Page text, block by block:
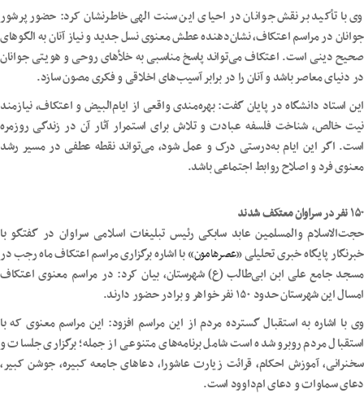
وی با تأکید بر نقش جوانان در احیای این سنت الهی خاطرنشان کرد: حضور پرشور
جوانان در مراسم اعتکاف، نشان‌دهنده عطش معنوی نسل جدید و نیاز آنان به الگوهای
صحیح دینی است. اعتکاف می‌تواند پاسخ مناسبی به خلأهای روحی و هویتی جوانان
در دنیای معاصر باشد و آنان را در برابر آسیب‌های اخلاقی و فکری مصون سازد.
این استاد دانشگاه در پایان گفت: بهره‌مندی واقعی از ایام‌البیض و اعتکاف، نیازمند
نیت خالص، شناخت فلسفه عبادت و تلاش برای استمرار آثار آن در زندگی روزمره
است. اگر این ایام به‌درستی درک و عمل شود، می‌تواند نقطه عطفی در مسیر رشد
معنوی فرد و اصلاح روابط اجتماعی باشد.
۱۵۰ نفر در سراوان معتکف شدند
حجت‌الاسلام‌ والمسلمین عابد سابکی رئیس تبلیغات اسلامی سراوان در گفتگو با
خبرنگار پایگاه خبری تحلیلی «عصرهامون» با اشاره برگزاری مراسم اعتکاف ماه رجب در
مسجد جامع علی ابن ابی‌طالب (ع) شهرستان، بیان کرد: در مراسم معنوی اعتکاف
امسال این شهرستان حدود ۱۵۰ نفر خواهر و برادر حضور دارند.
وی با اشاره به استقبال گسترده مردم از این مراسم افزود: این مراسم معنوی که با
استقبال مردم روبرو شده است شامل برنامه‌های متنوعی از جمله؛ برگزاری جلسات و
سخنرانی، آموزش احکام، قرائت زیارت عاشورا، دعاهای جامعه کبیره، جوشن کبیر،
دعای سماوات و دعای ام‌داوود است.